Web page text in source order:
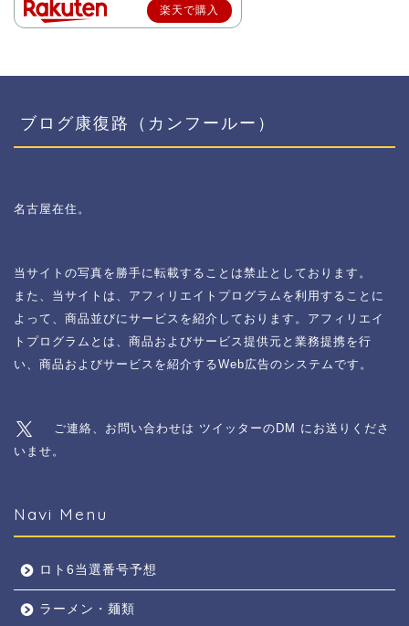
楽天で購入
ブログ康復路（カンフールー）
名古屋在住。
当サイトの写真を勝手に転載することは禁止としております。
また、当サイトは、アフィリエイトプログラムを利用することに
よって、商品並びにサービスを紹介しております。アフィリエイ
トプログラムとは、商品およびサービス提供元と業務提携を行
い、商品およびサービスを紹介するWeb広告のシステムです。
ご連絡、お問い合わせは ツイッターのDM にお送りくださ
いませ。
Navi Menu
ロト6当選番号予想
ラーメン・麺類